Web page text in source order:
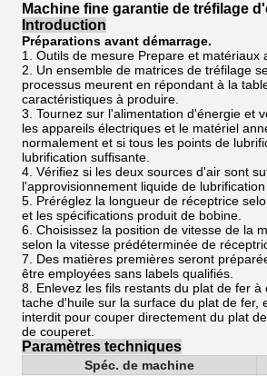
Machine fine garantie de tréfilage
Introduction
Préparations avant démarrage.
1. Outils de mesure Prepare et matériaux
2. Un ensemble de matrices de tréfilage
processus meurent en répondant à la
caractéristiques à produire.
3. Tournez sur l'alimentation d'énergie et
les appareils électriques et le matériel
normalement et si tous les points de
lubrification suffisante.
4. Vérifiez si les deux sources d'air sont
l'approvisionnement liquide de lubrification
5. Préréglez la longueur de réceptrice
et les spécifications produit de bobine.
6. Choisissez la position de vitesse de la
selon la vitesse prédéterminée de
7. Des matières premières seront
être employées sans labels qualifiés.
8. Enlevez les fils restants du plat de fer à
tache d'huile sur la surface du plat de fer,
interdit pour couper directement du plat
de couperet.
Paramètres techniques
Spéc. de machine